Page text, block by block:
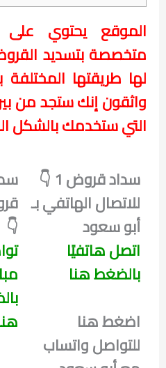
متخصصة بتسديد
لها طريقتها المختلفة
واثقون إنك ستجد من
التي ستخدمك بالشكل
سداد قروض 1 👇
للاتصال الهاتفي بـ
أبو سعود
اتصل هاتفيًا
بالضغط هنا
اضغط هنا
للتواصل واتساب
👇